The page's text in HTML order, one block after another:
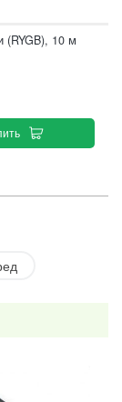
(RYGB), 10 м